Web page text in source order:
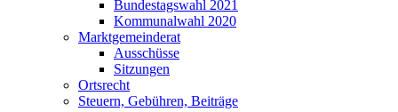
Bundestagswahl 2021
Kommunalwahl 2020
Marktgemeinderat
Ausschüsse
Sitzungen
Ortsrecht
Steuern, Gebühren, Beiträge